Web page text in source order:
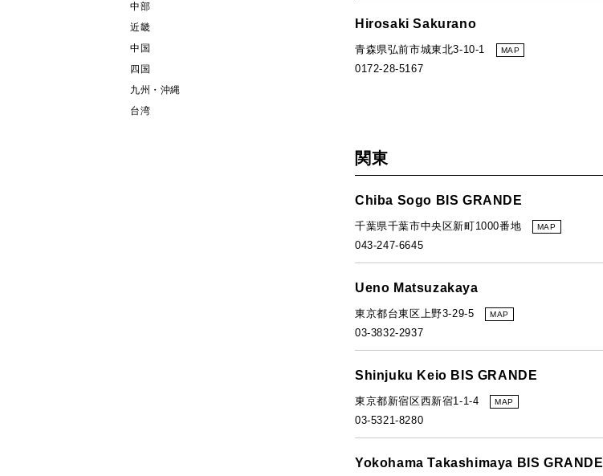
中部
近畿
中国
四国
九州・沖縄
台湾
Hirosaki Sakurano
青森県弘前市城東北3-10-1 MAP
0172-28-5167
関東
Chiba Sogo BIS GRANDE
千葉県千葉市中央区新町1000番地 MAP
043-247-6645
Ueno Matsuzakaya
東京都台東区上野3-29-5 MAP
03-3832-2937
Shinjuku Keio BIS GRANDE
東京都新宿区西新宿1-1-4 MAP
03-5321-8280
Yokohama Takashimaya BIS GRANDE